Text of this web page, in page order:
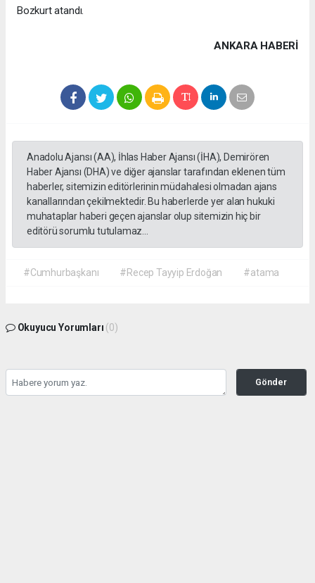
Bozkurt atandı.
ANKARA HABERİ
Anadolu Ajansı (AA), İhlas Haber Ajansı (İHA), Demirören
Haber Ajansı (DHA) ve diğer ajanslar tarafından eklenen tüm
haberler, sitemizin editörlerinin müdahalesi olmadan ajans
kanallarından çekilmektedir. Bu haberlerde yer alan hukuki
muhataplar haberi geçen ajanslar olup sitemizin hiç bir
editörü sorumlu tutulamaz...
#Cumhurbaşkanı #Recep Tayyip Erdoğan #atama
Okuyucu Yorumları (0)
Gönder